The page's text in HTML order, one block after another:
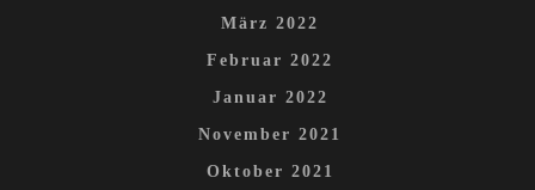
März 2022
Februar 2022
Januar 2022
November 2021
Oktober 2021